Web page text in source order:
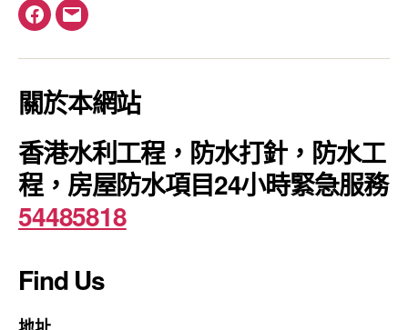
Facebook
電
關於本網站
香港水利工程，防水打針，防水工
程，房屋防水項目24小時緊急服務
54485818
Find Us